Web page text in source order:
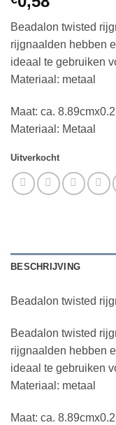
Beadalon twisted
rijgnaalden hebben
ideaal te gebruiken
Materiaal: metaal
Maat: ca.
Materiaal: Metaal
Uitverkocht
BESCHRIJVING
Beadalon twisted
Beadalon twisted
rijgnaalden hebben
ideaal te gebruiken
Materiaal: metaal
Maat: ca.